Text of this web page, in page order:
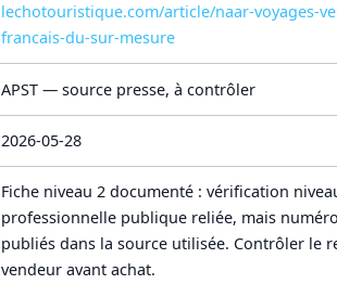
lechotouristique.com/article/naar-voyages-
francais-du-sur-mesure
APST — source presse, à contrôler
2026-05-28
Fiche niveau 2 documenté : vérification
professionnelle publique reliée, mais
publiés dans la source utilisée. Contrôler le
vendeur avant achat.